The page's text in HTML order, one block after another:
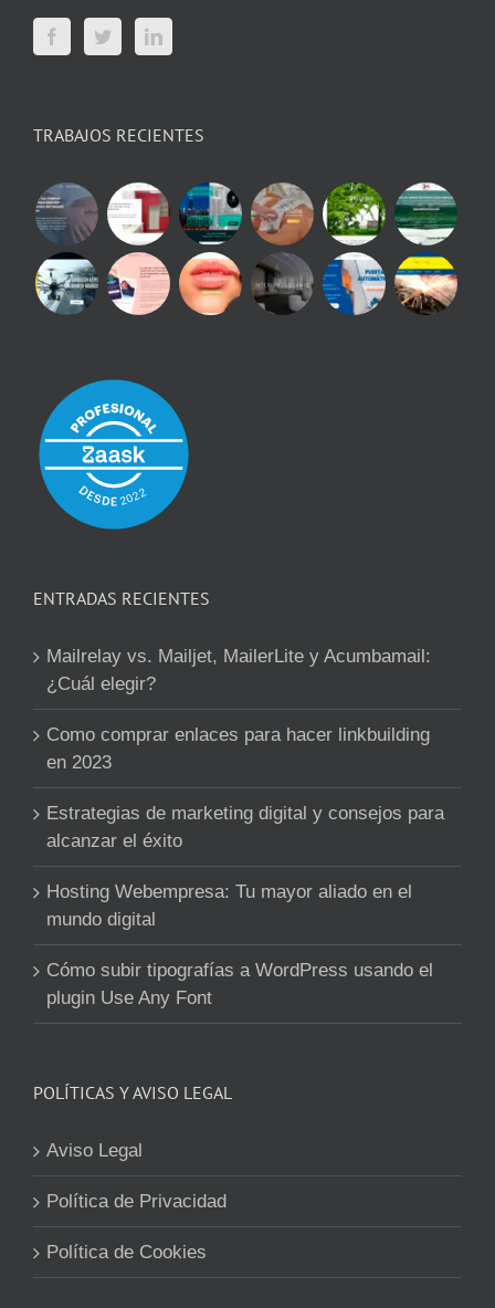
TRABAJOS RECIENTES
ENTRADAS RECIENTES
Mailrelay vs. Mailjet, MailerLite y Acumbamail:
¿Cuál elegir?
Como comprar enlaces para hacer linkbuilding
en 2023
Estrategias de marketing digital y consejos para
alcanzar el éxito
Hosting Webempresa: Tu mayor aliado en el
mundo digital
Cómo subir tipografías a WordPress usando el
plugin Use Any Font
POLÍTICAS Y AVISO LEGAL
Aviso Legal
Política de Privacidad
Política de Cookies